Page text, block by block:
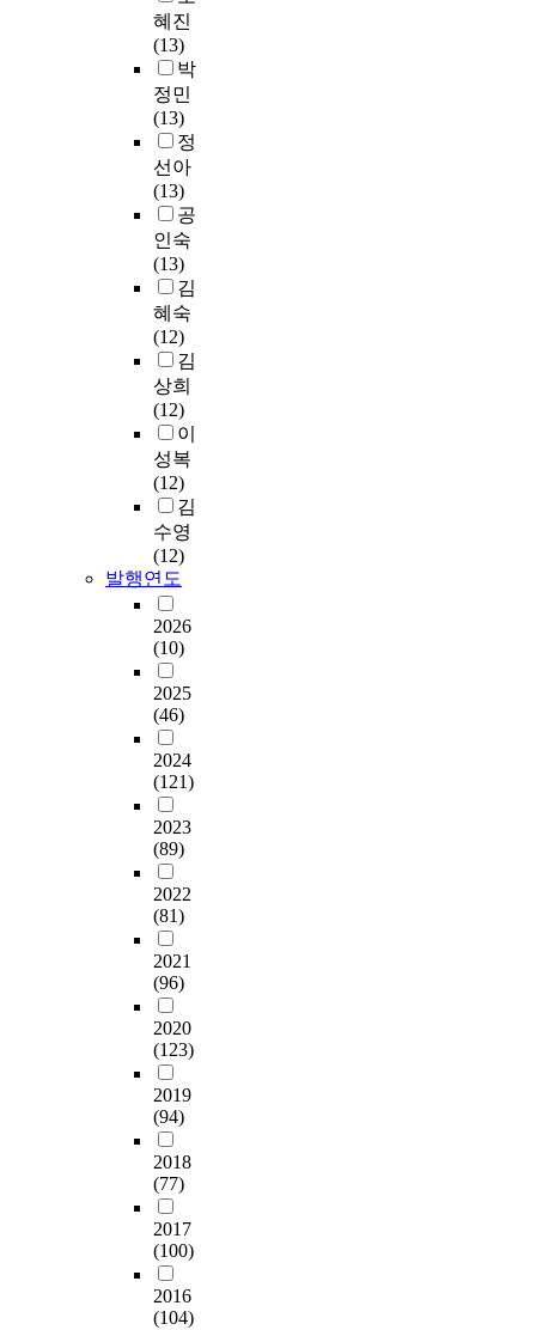
혜진
(13)
박
정민
(13)
정
선아
(13)
공
인숙
(13)
김
혜숙
(12)
김
상희
(12)
이
성복
(12)
김
수영
(12)
발행연도
2026
(10)
2025
(46)
2024
(121)
2023
(89)
2022
(81)
2021
(96)
2020
(123)
2019
(94)
2018
(77)
2017
(100)
2016
(104)